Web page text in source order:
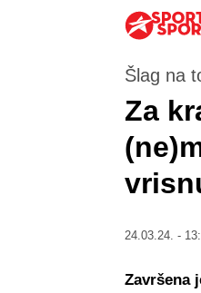
Šlag na
Za
24.03.24. -
Završena